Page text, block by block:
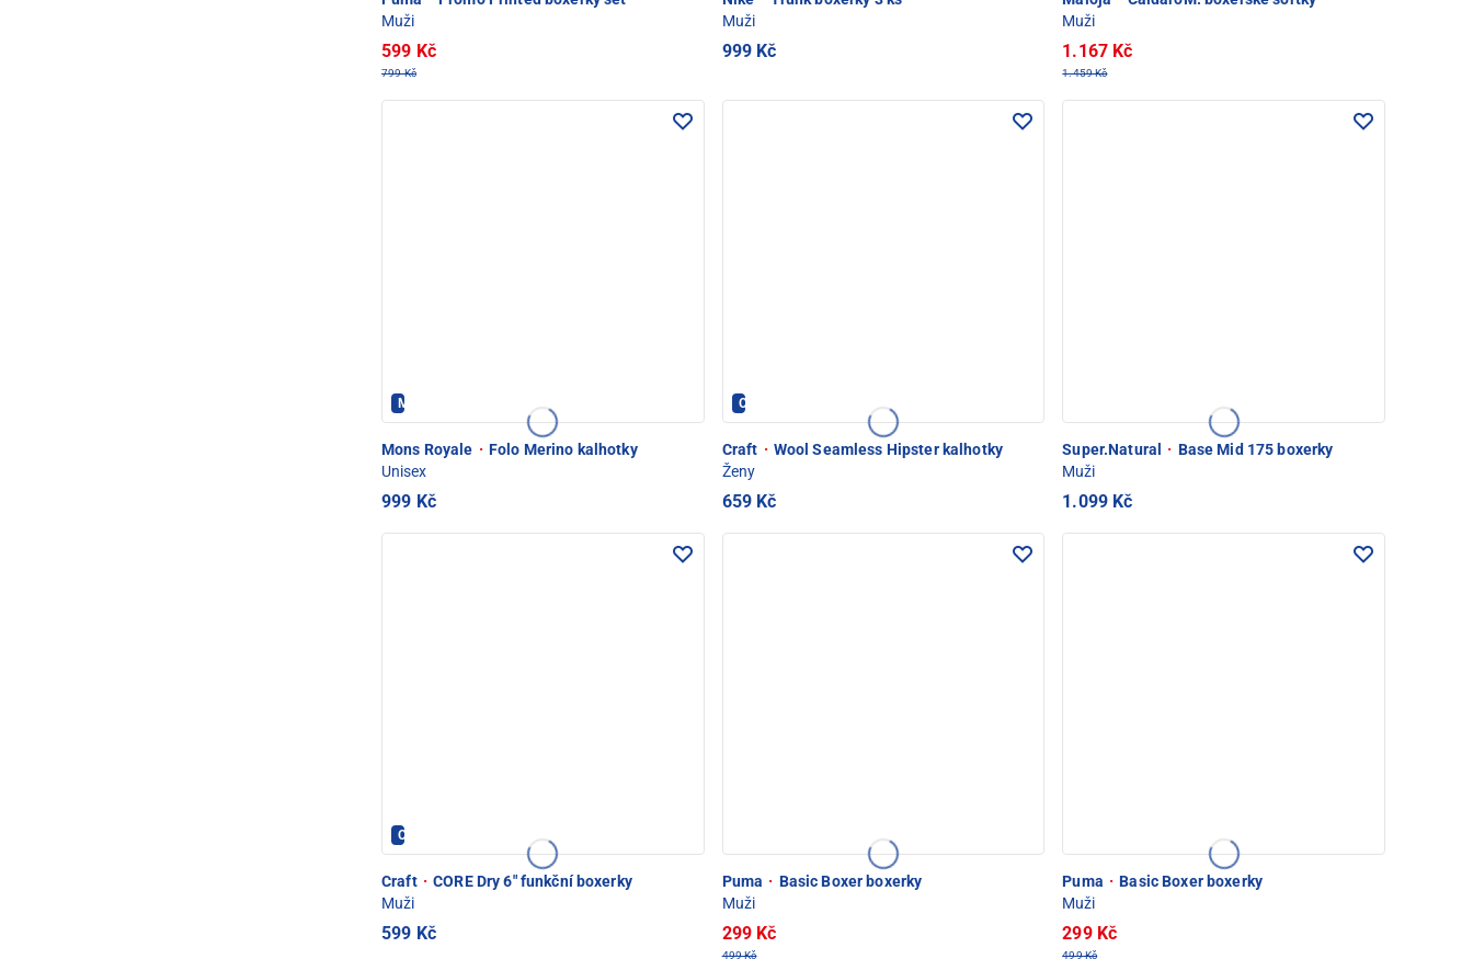
Muži
599 Kč
799 Kč
Muži
999 Kč
Muži
1.167 Kč
1.459 Kč
Mons Royale - PEC POD SNĚŽKOU
Mons Royale · Folo Merino kalhotky
Unisex
999 Kč
CRAFT - PEC POD SNĚŽKOU
Craft · Wool Seamless Hipster kalhotky
Ženy
659 Kč
Super.Natural · Base Mid 175 boxerky
Muži
1.099 Kč
CRAFT - PEC POD SNĚŽKOU
Craft · CORE Dry 6" funkční boxerky
Muži
599 Kč
Puma · Basic Boxer boxerky
Muži
299 Kč
499 Kč
Puma · Basic Boxer boxerky
Muži
299 Kč
499 Kč